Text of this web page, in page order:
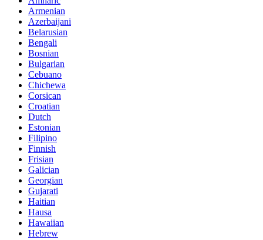
Armenian
Azerbaijani
Belarusian
Bengali
Bosnian
Bulgarian
Cebuano
Chichewa
Corsican
Croatian
Dutch
Estonian
Filipino
Finnish
Frisian
Galician
Georgian
Gujarati
Haitian
Hausa
Hawaiian
Hebrew